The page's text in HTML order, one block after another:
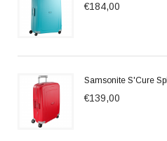
€184,00
Samsonite S'Cure
€139,00